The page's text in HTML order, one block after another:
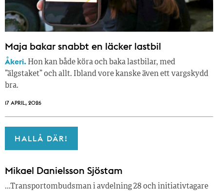
Maja bakar snabbt en läcker lastbil
Åkeri. Hon kan både köra och baka lastbilar, med
”älgstaket” och allt. Ibland vore kanske även ett vargskydd
bra.
17 APRIL, 2026
HALLÅ DÄR!
Mikael Danielsson Sjöstam
…Transportombudsman i avdelning 28 och initiativtagare